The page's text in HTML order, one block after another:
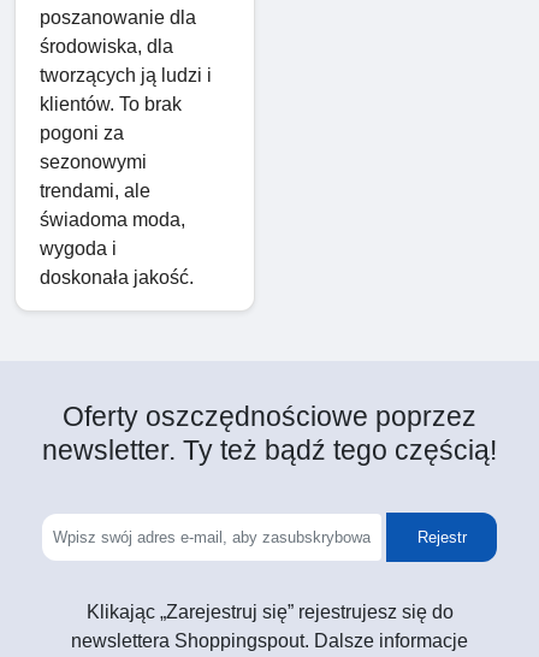
poszanowanie dla
środowiska, dla
tworzących ją ludzi i
klientów. To brak
pogoni za
sezonowymi
trendami, ale
świadoma moda,
wygoda i
doskonała jakość.
Oferty oszczędnościowe poprzez
newsletter. Ty też bądź tego częścią!
Rejestr
Klikając „Zarejestruj się” rejestrujesz się do
newslettera Shoppingspout. Dalsze informacje